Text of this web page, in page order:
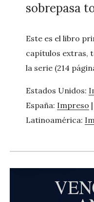
sobrepasa
Este es el libro
capítulos extras,
la serie (214
Estados Unidos:
España: Impreso |
Latinoamérica: